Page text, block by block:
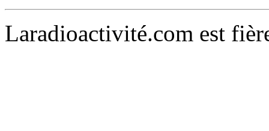
Laradioactivité.com est